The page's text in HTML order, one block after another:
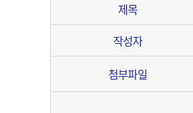
제목
작성자
첨부파일